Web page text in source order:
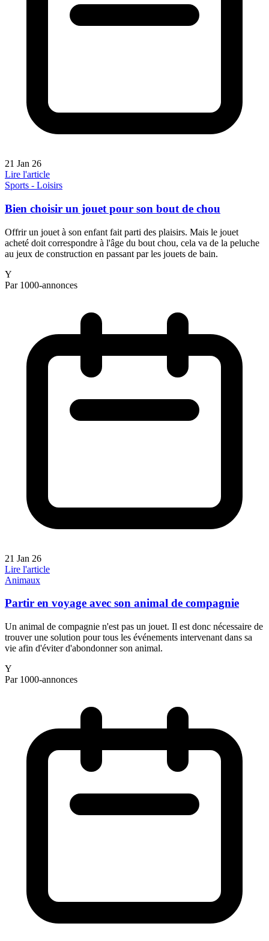
21 Jan 26
Lire l'article
Sports - Loisirs
Bien choisir un jouet pour son bout de chou
Offrir un jouet à son enfant fait parti des plaisirs. Mais le jouet
acheté doit correspondre à l'âge du bout chou, cela va de la peluche
au jeux de construction en passant par les jouets de bain.
Y
Par 1000-annonces
21 Jan 26
Lire l'article
Animaux
Partir en voyage avec son animal de compagnie
Un animal de compagnie n'est pas un jouet. Il est donc nécessaire de
trouver une solution pour tous les événements intervenant dans sa
vie afin d'éviter d'abondonner son animal.
Y
Par 1000-annonces